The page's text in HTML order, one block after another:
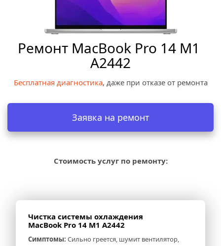
Ремонт MacBook Pro 14 M1
A2442
Бесплатная диагностика, даже при отказе от ремонта
Заявка на ремонт
Стоимость услуг по ремонту:
Чистка системы охлаждения
MacBook Pro 14 M1 A2442
Симптомы: Сильно греется, шумит вентилятор,